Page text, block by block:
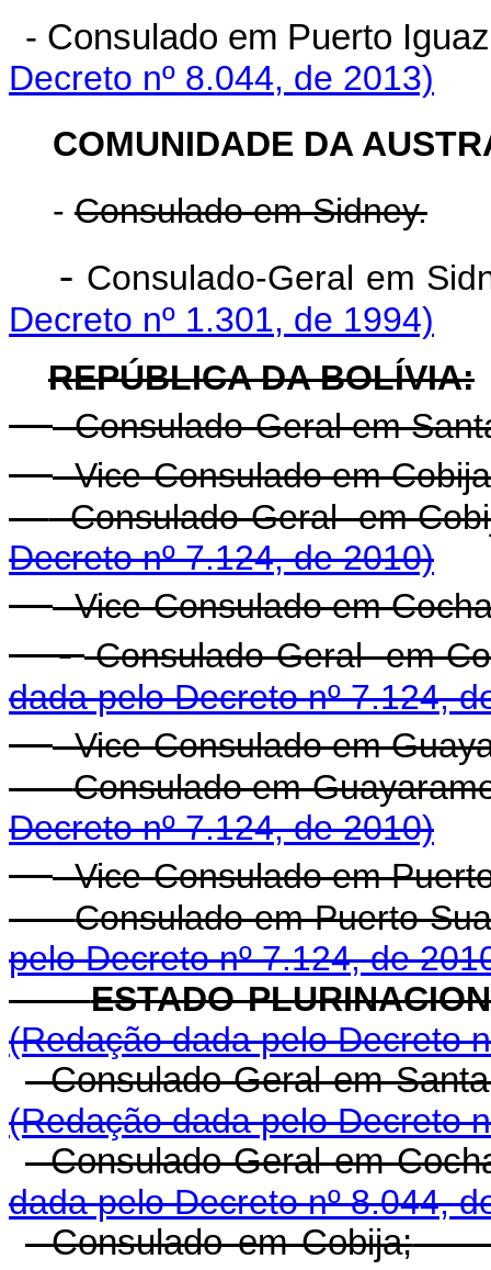
- Consulado em Puerto
Decreto nº 8.044, de 2013)
COMUNIDADE DA
- Consulado em Sidney.
- Consulado-
Decreto nº 1.301, de 1994)
REPÚBLICA DA BOLÍVIA:
- Consulado-Geral em
- Vice-Consulado em
- Consulado-
Decreto nº 7.124, de 2010)
- Vice-Consulado em
-Consulado-
dada pelo Decreto nº 7.124,
- Vice-Consulado em
-Consulado em
Decreto nº 7.124, de 2010)
- Vice-Consulado em
-Consulado em
pelo Decreto nº 7.124, de
ESTADO
(Redação dada pelo Decreto
- Consulado-Geral em
(Redação dada pelo Decreto
- Consulado-Geral em
dada pelo Decreto nº 8.044,
- Consulado em Cobija;